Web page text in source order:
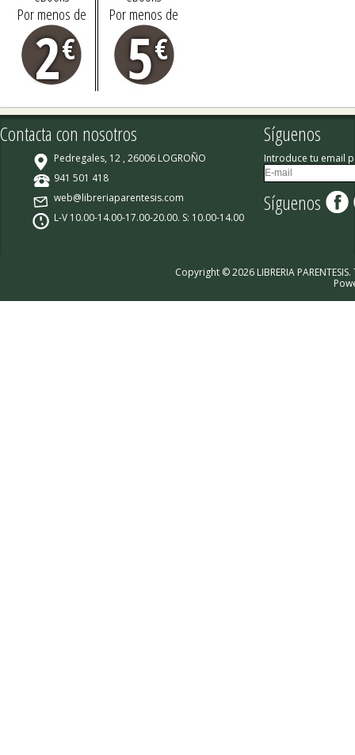
Por menos de
2€
Por menos de
5€
Contacta con nosotros
Pedregales, 12 , 26006 LOGROÑO
941 501 418
web@libreriaparentesis.com
L-V 10.00-14.00-17.00-20.00. S: 10.00-14.00
Síguenos
Introduce tu email
Síguenos
Copyright © 2026 LIBRERIA